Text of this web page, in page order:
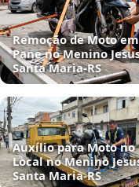
Remoção de Moto em
Pane no Menino
Santa Maria‑RS
Auxílio para Moto no
Local no Menino
Santa Maria‑RS